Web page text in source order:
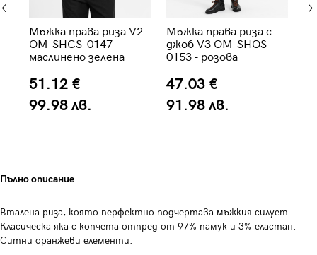
Мъжка права риза V2
OM-SHCS-0147 -
маслинено зелена
51.12 €
99.98 лв.
Мъжка права риза с
джоб V3 OM-SHOS-
0153 - розова
47.03 €
91.98 лв.
Пълно описание
Вталена риза, която перфектно подчертава мъжкия силует.
Класическа яка с копчета отпред от 97% памук и 3% еластан.
Ситни оранжеви елементи.